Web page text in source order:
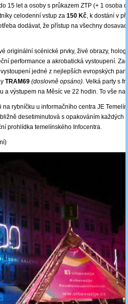
15 let a osoby s průkazem ZTP (+ 1 osoba
celodenní vstup za 150 Kč, k dostání v
dodávat, že přístup na všechny
originální scénické prvky, živé obrazy,
performance a akrobatická vystoupení.
jedné z nejlepších evropských
TRAM69 (doslovně opsáno). Velká party s
a výstupem na Měsíc ve 22 hodin. To vše na
na rybníčku u informačního centra JE
desetiminutová s opakováním každých
prohlídka temelínského Infocentra.